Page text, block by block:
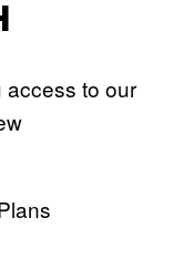
access to our